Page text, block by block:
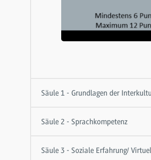
Säule 1 - Grundlagen der
Säule 2 - Sprachkompetenz
Säule 3 - Soziale Erfahrung/